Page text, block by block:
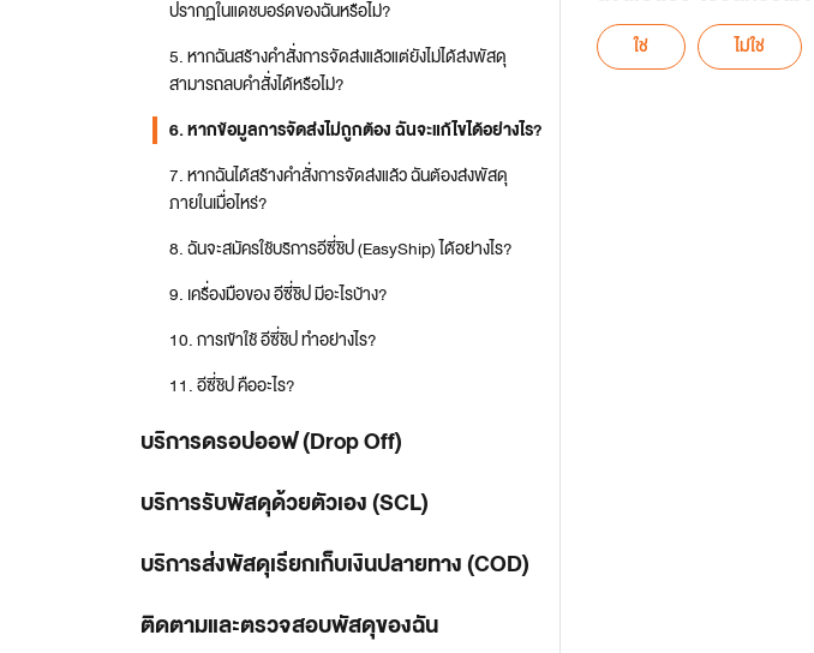
ปรากฏในแดชบอร์ดของฉันหรือไม่?
5.หากฉันสร้างคำสั่งการจัดส่งแล้วแต่ยังไม่ได้ส่งพัสดุ
สามารถลบคำสั่งได้หรือไม่?
6.หากข้อมูลการจัดส่งไม่ถูกต้อง ฉันจะแก้ไขได้อย่างไร?
7.หากฉันได้สร้างคำสั่งการจัดส่งแล้ว ฉันต้องส่งพัสดุ
ภายในเมื่อไหร่?
8.ฉันจะสมัครใช้บริการอีซี่ชิป (EasyShip) ได้อย่างไร?
9. เครื่องมือของ อีซี่ชิป มีอะไรบ้าง?
10.การเข้าใช้ อีซี่ชิป ทำอย่างไร?
11.อีซี่ชิป คืออะไร?
บริการดรอปออฟ (Drop Off)
บริการรับพัสดุด้วยตัวเอง (SCL)
บริการส่งพัสดุเรียกเก็บเงินปลายทาง (COD)
ติดตามและตรวจสอบพัสดุของฉัน
ใช่ ไม่ใช่